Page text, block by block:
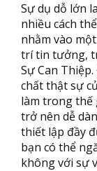
Sự dụ dỗ lớn
nhiều cách
nhằm vào
trí tin tưởng,
Sự Can
chất thật sự
làm trong thế
trở nên dễ
thiết lập đầy
bạn có thể
không với sự